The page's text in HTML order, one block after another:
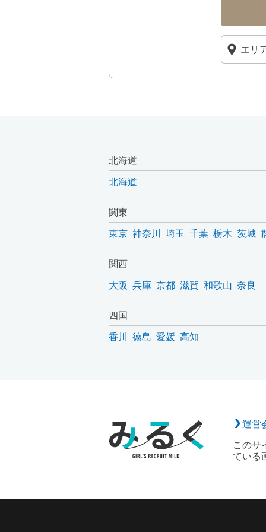
北海道
北海道
関東
東京 神奈川 埼玉 千葉 栃木 茨城
関西
大阪 兵庫 京都 滋賀 和歌山 奈良
四国
香川 徳島 愛媛 高知
運営
このサ
ている